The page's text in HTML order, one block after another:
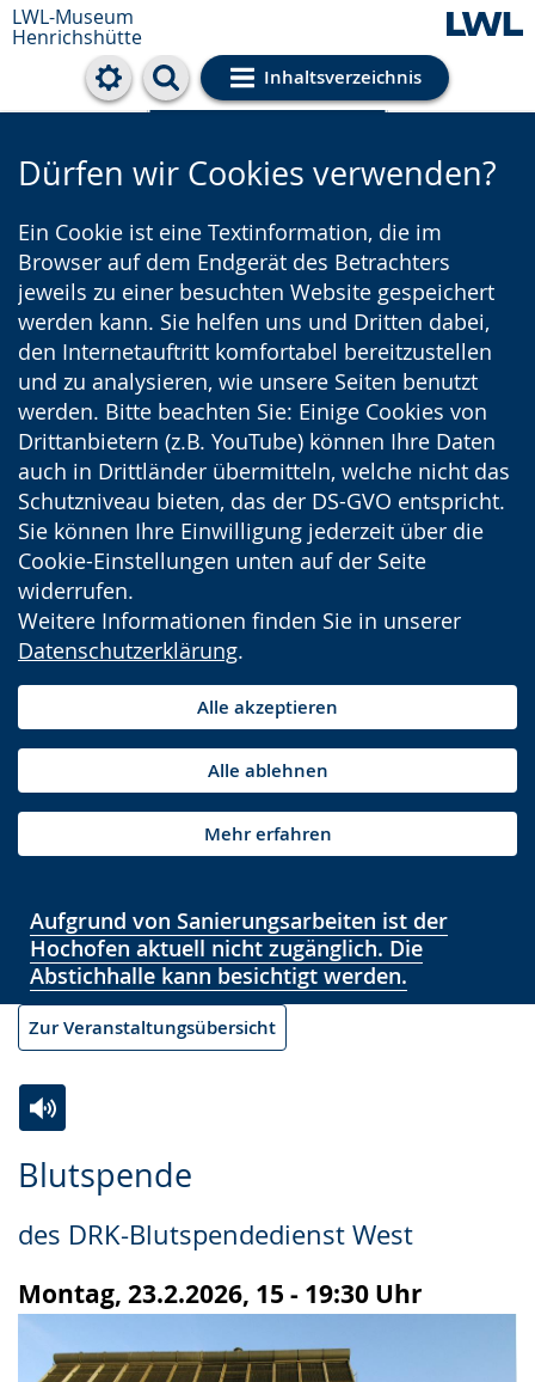
LWL-Museum
Henrichshütte
Inhaltsverzeichnis
Cookie-Einstellungen
Dürfen wir Cookies verwenden?
Ein Cookie ist eine Textinformation, die im
Browser auf dem Endgerät des Betrachters
jeweils zu einer besuchten Website gespeichert
werden kann. Sie helfen uns und Dritten dabei,
den Internetauftritt komfortabel bereitzustellen
und zu analysieren, wie unsere Seiten benutzt
werden. Bitte beachten Sie: Einige Cookies von
Drittanbietern (z.B. YouTube) können Ihre Daten
auch in Drittländer übermitteln, welche nicht das
Schutzniveau bieten, das der DS-GVO entspricht.
Sie können Ihre Einwilligung jederzeit über die
Cookie-Einstellungen unten auf der Seite
widerrufen.
Weitere Informationen finden Sie in unserer
Datenschutzerklärung.
Alle akzeptieren
Alle ablehnen
Mehr erfahren
Aufgrund von Sanierungsarbeiten ist der
Hochofen aktuell nicht zugänglich. Die
Abstichhalle kann besichtigt werden.
Zur Veranstaltungsübersicht
Blutspende
des DRK-Blutspendedienst West
Montag, 23.2.2026, 15 - 19:30 Uhr
Leichten
wechseln.
Audio-
Video
Deutscher
Gebärdensprache
wird
angezeigt.